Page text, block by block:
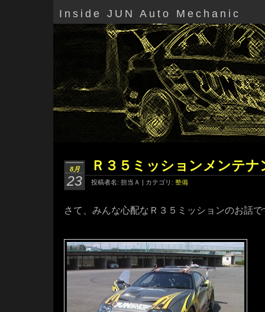
Inside JUN Auto Mechanic
8月
23
Ｒ３５ミッションメンテナ
投稿者名: 担当Ａ | カテゴリ: 整備
さて、みんな心配なＲ３５ミッションのお話で